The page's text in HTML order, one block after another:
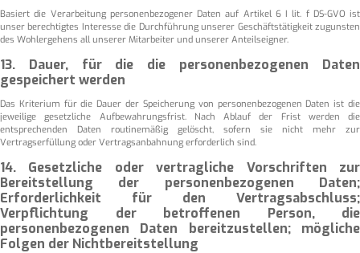
Basiert die Verarbeitung personenbezogener Daten auf Artikel 6 I lit. f DS-GVO ist
unser berechtigtes Interesse die Durchführung unserer Geschäftstätigkeit zugunsten
des Wohlergehens all unserer Mitarbeiter und unserer Anteilseigner.
13. Dauer, für die die personenbezogenen Daten
gespeichert werden
Das Kriterium für die Dauer der Speicherung von personenbezogenen Daten ist die
jeweilige gesetzliche Aufbewahrungsfrist. Nach Ablauf der Frist werden die
entsprechenden Daten routinemäßig gelöscht, sofern sie nicht mehr zur
Vertragserfüllung oder Vertragsanbahnung erforderlich sind.
14. Gesetzliche oder vertragliche Vorschriften zur
Bereitstellung der personenbezogenen Daten;
Erforderlichkeit für den Vertragsabschluss;
Verpflichtung der betroffenen Person, die
personenbezogenen Daten bereitzustellen; mögliche
Folgen der Nichtbereitstellung